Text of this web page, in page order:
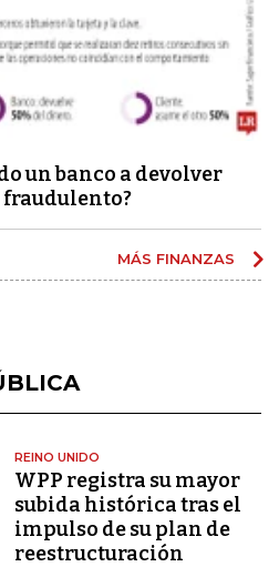
un banco a devolver
MÁS FINANZAS
REINO UNIDO
WPP registra su mayor
subida histórica tras el
impulso de su plan de
reestructuración